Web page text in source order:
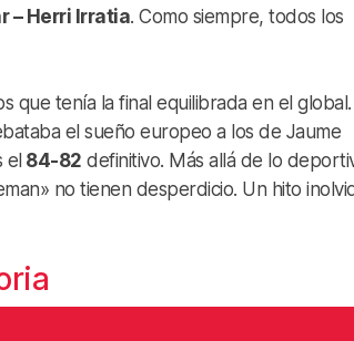
– Herri Irratia. Como siempre, todos los
que tenía la final equilibrada en el
el sueño europeo a los de Jaume
el84-82 definitivo. Más allá de lo
no tienen desperdicio. Un hito